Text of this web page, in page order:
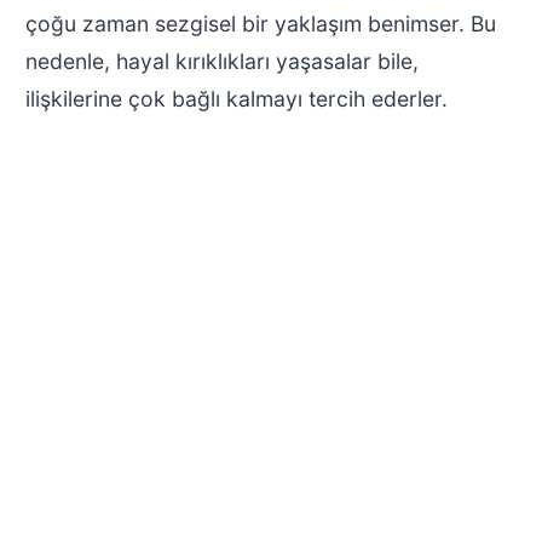
çoğu zaman sezgisel bir yaklaşım benimser. Bu
nedenle, hayal kırıklıkları yaşasalar bile,
ilişkilerine çok bağlı kalmayı tercih ederler.